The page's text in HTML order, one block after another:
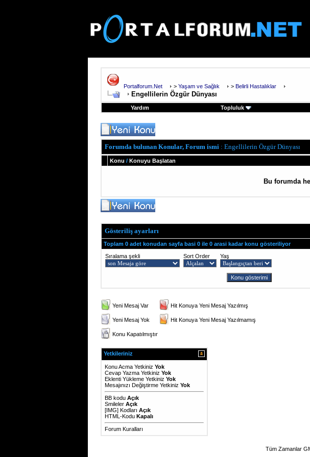
Portalforum.Net > Yaşam ve Sağlık > Belirli Hastalıklar
Engellilerin Özgür Dünyası
Yardım Topluluk
Forumda bulunan Konular, Forum ismi : Engellilerin Özgür Dünyası
Konu / Konuyu Başlatan
Bu forumda
Gösteriliş ayarları
Toplam 0 adet konudan sayfa basi 0 ile 0 arasi kadar konu gösteriliyor
Sıralama şekli
Sort Order Yaş
Yeni Mesaj Var Hit Konuya Yeni Mesaj Yazılmış
Yeni Mesaj Yok Hit Konuya Yeni Mesaj Yazılmamış
Konu Kapatılmıştır
Yetkileriniz
Konu Acma Yetkiniz Yok
Cevap Yazma Yetkiniz Yok
Eklenti Yükleme Yetkiniz Yok
Mesajınızı Değiştirme Yetkiniz Yok
BB kodu Açık
Smileler Açık
[IMG] Kodları Açık
HTML-Kodu Kapalı
Forum Kuralları
Tüm Zamanlar